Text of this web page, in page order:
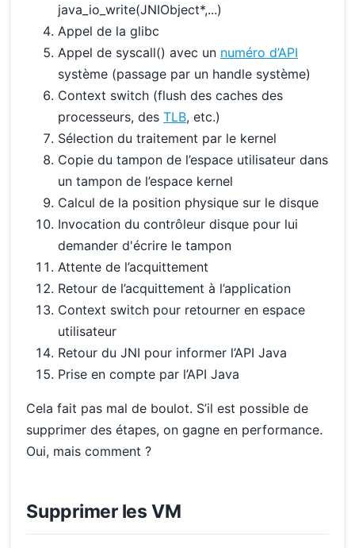
java_io_write(JNIObject*,...)
Appel de la glibc
Appel de syscall() avec un numéro d’API
système (passage par un handle système)
Context switch (flush des caches des
processeurs, des TLB, etc.)
Sélection du traitement par le kernel
Copie du tampon de l’espace utilisateur dans
un tampon de l’espace kernel
Calcul de la position physique sur le disque
Invocation du contrôleur disque pour lui
demander d'écrire le tampon
Attente de l’acquittement
Retour de l’acquittement à l’application
Context switch pour retourner en espace
utilisateur
Retour du JNI pour informer l’API Java
Prise en compte par l’API Java
Cela fait pas mal de boulot. S’il est possible de
supprimer des étapes, on gagne en performance.
Oui, mais comment ?
Supprimer les VM